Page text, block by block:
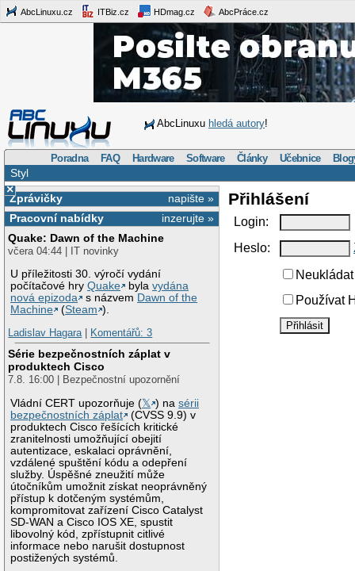
AbcLinuxu.cz ITBiz.cz HDmag.cz AbcPráce.cz
AbcLinuxu hledá autory!
Poradna FAQ Hardware Software Články Učebnice
Styl
×
napište »
Zprávičky
inzerujte »
Pracovní nabídky
Quake: Dawn of the Machine
včera 04:44 | IT novinky
U příležitosti 30. výročí vydání
počítačové hryQuake bylavydána
nová epizoda
s názvem Dawn of the
Machine
(Steam ).
Ladislav Hagara| Komentářů: 3
Série bezpečnostních záplat v
produktech Cisco
7.8. 16:00 | Bezpečnostní upozornění
Vládní CERT upozorňuje (𝕏 ) nasérii
bezpečnostních záplat
(CVSS 9.9) v
produktech Cisco řešících kritické
zranitelnosti umožňující obejití
autentizace, eskalaci oprávnění,
vzdálené spuštění kódu a odepření
služby. Úspěšné zneužití může
útočníkům umožnit získat neoprávněný
přístup k dotčeným systémům,
kompromitovat zařízení Cisco Catalyst
SD-WAN a Cisco IOS XE, spustit
libovolný kód, zpřístupnit citlivé
informace nebo narušit dostupnost
postižených systémů.
Přihlášení
Login:
Heslo:
Používat